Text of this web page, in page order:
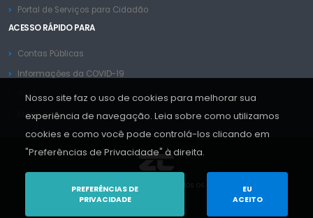
Portal de Serviços para Cidadão
ACESSO RÁPIDO PARA
Contas Públicas
Informações da COVID-19
SGM
Mapa do Site
Copyright © ZC Sistemas 2013-2026. Todos os Direitos Reservados.
Nosso site faz o uso de cookies para melhorar sua
experiência de navegação. Leia sobre como utilizamos
cookies e como você pode controlá-los clicando em
"Preferências de Privacidade" à direita.
PREFERÊNCIAS DE
PRIVACIDADE
EU
ACEITO